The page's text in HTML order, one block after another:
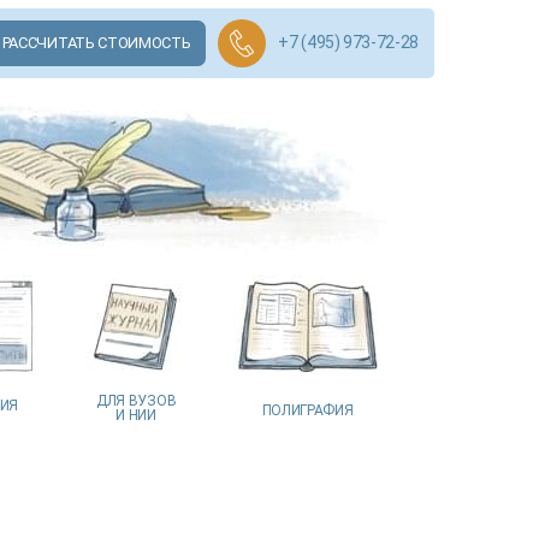
РАССЧИТАТЬ СТОИМОСТЬ +7 (495) 973-72-28
ДЛЯ ВУЗОВ
И НИИ
ПОЛИГРАФИЯ